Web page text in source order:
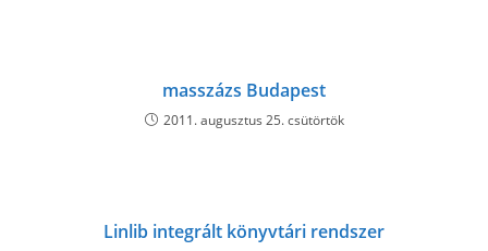
masszázs Budapest
2011. augusztus 25. csütörtök
Linlib integrált könyvtári rendszer